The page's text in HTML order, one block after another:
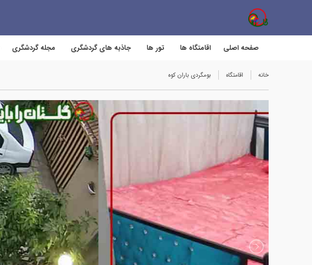
صفحه اصلی اقامتگاه ها تور ها جاذبه های گردشگری مجله گردشگری
خانه اقامتگاه بومگردی باران کوه